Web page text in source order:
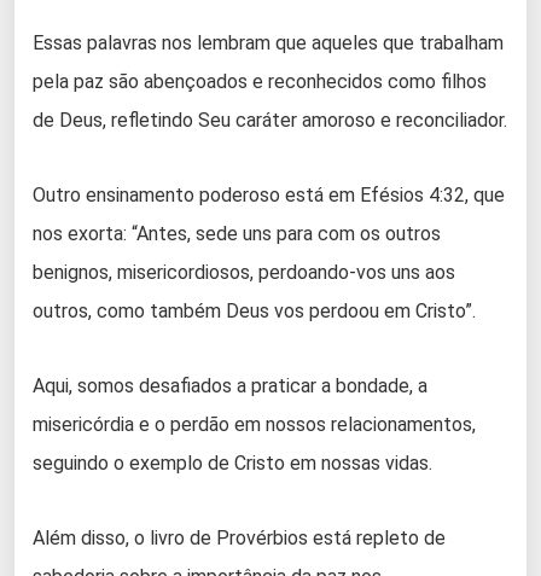
Essas palavras nos lembram que aqueles que trabalham
pela paz são abençoados e reconhecidos como filhos
de Deus, refletindo Seu caráter amoroso e reconciliador.
Outro ensinamento poderoso está em Efésios 4:32, que
nos exorta: “Antes, sede uns para com os outros
benignos, misericordiosos, perdoando-vos uns aos
outros, como também Deus vos perdoou em Cristo”.
Aqui, somos desafiados a praticar a bondade, a
misericórdia e o perdão em nossos relacionamentos,
seguindo o exemplo de Cristo em nossas vidas.
Além disso, o livro de Provérbios está repleto de